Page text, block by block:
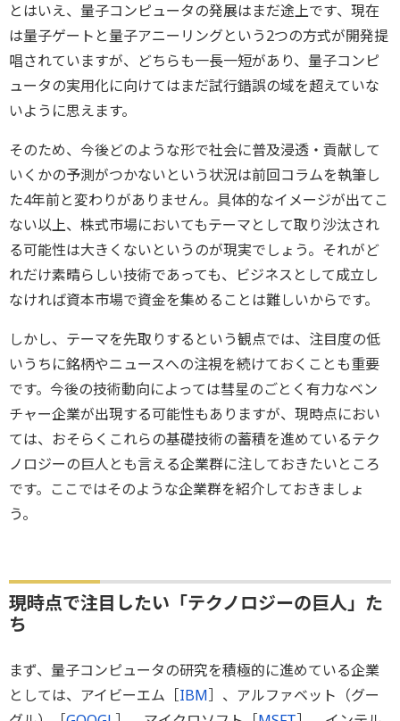
とはいえ、量子コンピュータの発展はまだ途上です、現在
は量子ゲートと量子アニーリングという2つの方式が開発提
唱されていますが、どちらも一長一短があり、量子コンピ
ュータの実用化に向けてはまだ試行錯誤の域を超えていな
いように思えます。
そのため、今後どのような形で社会に普及浸透・貢献して
いくかの予測がつかないという状況は前回コラムを執筆し
た4年前と変わりがありません。具体的なイメージが出てこ
ない以上、株式市場においてもテーマとして取り沙汰され
る可能性は大きくないというのが現実でしょう。それがど
れだけ素晴らしい技術であっても、ビジネスとして成立し
なければ資本市場で資金を集めることは難しいからです。
しかし、テーマを先取りするという観点では、注目度の低
いうちに銘柄やニュースへの注視を続けておくことも重要
です。今後の技術動向によっては彗星のごとく有力なベン
チャー企業が出現する可能性もありますが、現時点におい
ては、おそらくこれらの基礎技術の蓄積を進めているテク
ノロジーの巨人とも言える企業群に注しておきたいところ
です。ここではそのような企業群を紹介しておきましょ
う。
現時点で注目したい「テクノロジーの巨人」た
ち
まず、量子コンピュータの研究を積極的に進めている企業
としては、アイビーエム［IBM］、アルファベット（グー